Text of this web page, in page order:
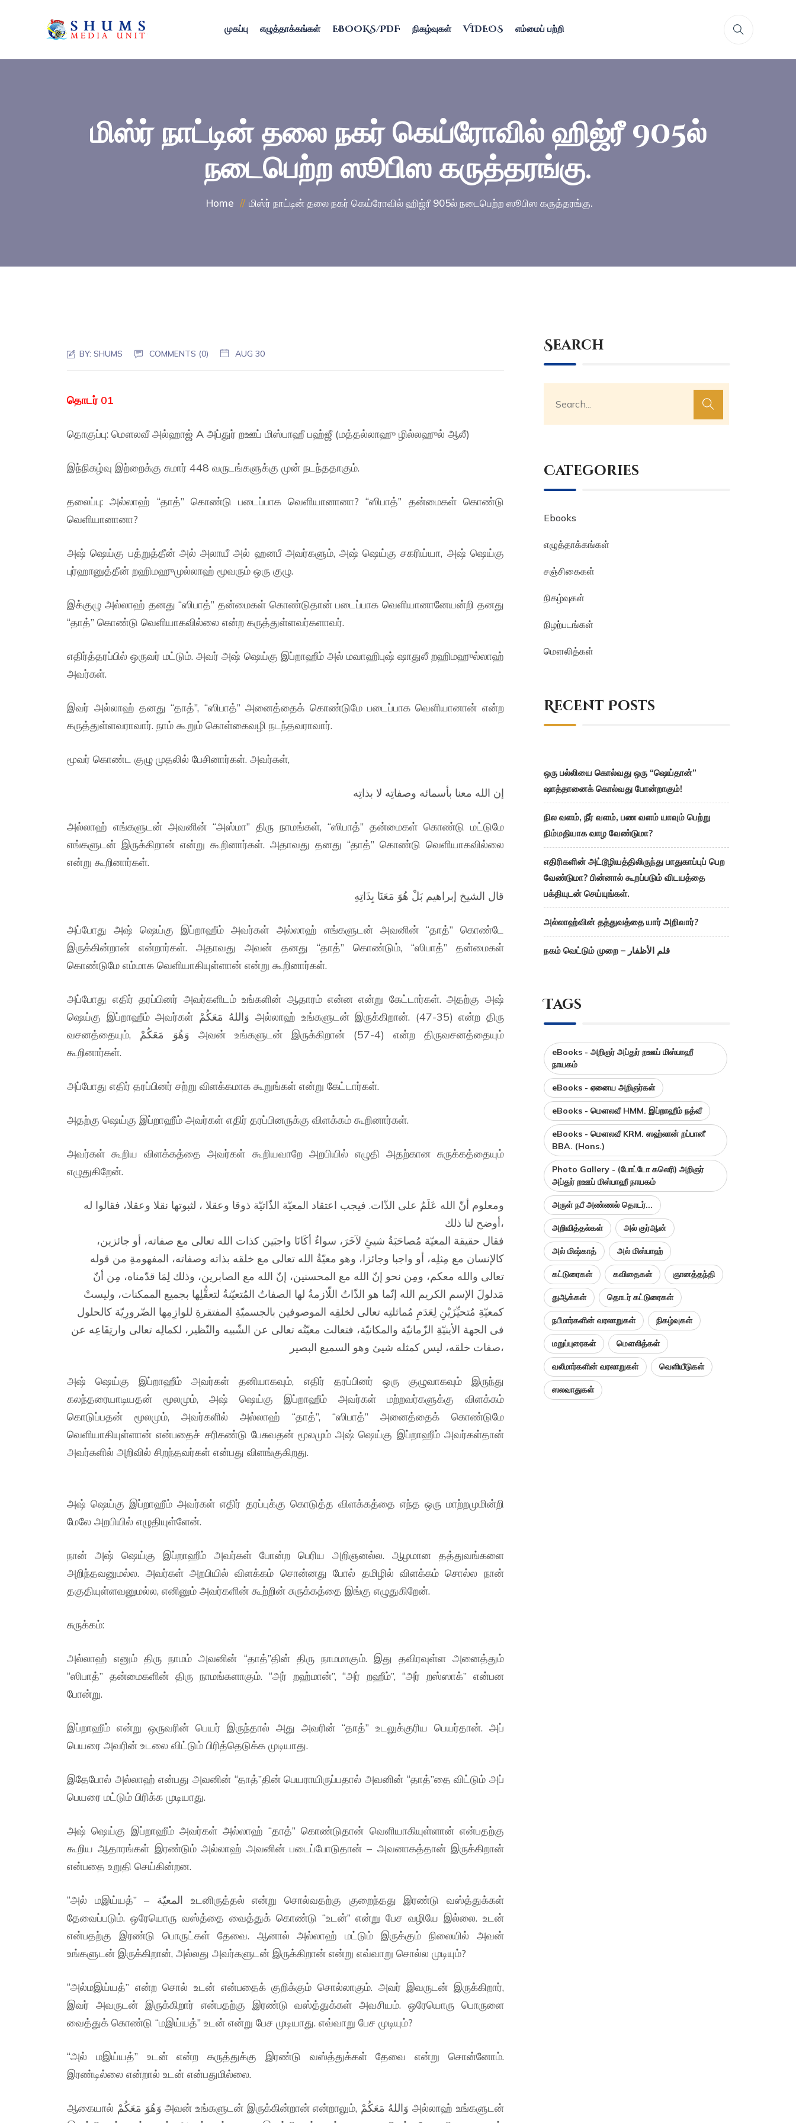
முகப்பு எழுத்தாக்கங்கள் EBOOKS/PDF நிகழ்வுகள் VIDEOS எம்மைப் பற்றி
மிஸ்ர் நாட்டின் தலை நகர் கெய்ரோவில் ஹிஜ்ரீ 905ல்
நடைபெற்ற ஸூபிஸ கருத்தரங்கு.
Home மிஸ்ர் நாட்டின் தலை நகர் கெய்ரோவில் ஹிஜ்ரீ 905ல் நடைபெற்ற ஸூபிஸ கருத்தரங்கு.
BY:SHUMS COMMENTS (0) AUG 30
தொடர் 01
தொகுப்பு: மௌலவீ அல்ஹாஜ் A அப்துர் றஊப் மிஸ்பாஹீ பஹ்ஜீ (மத்தல்லாஹு ழில்லஹுல் ஆலீ)
இந்நிகழ்வு இற்றைக்கு சுமார் 448 வருடங்களுக்கு முன் நடந்ததாகும்.
தலைப்பு: அல்லாஹ் “தாத்” கொண்டு படைப்பாக வெளியானானா? “ஸிபாத்” தன்மைகள் கொண்டு
வெளியானானா?
அஷ் ஷெய்கு பத்றுத்தீன் அல் அலாயீ அல் ஹனபீ அவர்களும், அஷ் ஷெய்கு சகரிய்யா, அஷ் ஷெய்கு
புர்ஹானுத்தீன் றஹிமஹுமுல்லாஹ் மூவரும் ஒரு குழு.
இக்குழு அல்லாஹ் தனது “ஸிபாத்” தன்மைகள் கொண்டுதான் படைப்பாக வெளியானானேயன்றி தனது
“தாத்” கொண்டு வெளியாகவில்லை என்ற கருத்துள்ளவர்களாவர்.
எதிர்த்தரப்பில் ஒருவர் மட்டும். அவர் அஷ் ஷெய்கு இப்றாஹீம் அல் மவாஹிபுஷ் ஷாதுலீ றஹிமஹுல்லாஹ்
அவர்கள்.
இவர் அல்லாஹ் தனது “தாத்”, “ஸிபாத்” அனைத்தைக் கொண்டுமே படைப்பாக வெளியானான் என்ற
கருத்துள்ளவராவார். நாம் கூறும் கொள்கைவழி நடந்தவராவார்.
மூவர் கொண்ட குழு முதலில் பேசினார்கள். அவர்கள்,
إن الله معنا بأسمائه وصفاتِه لا بذاتِه
அல்லாஹ் எங்களுடன் அவனின் “அஸ்மா” திரு நாமங்கள், “ஸிபாத்” தன்மைகள் கொண்டு மட்டுமே
எங்களுடன் இருக்கிறான் என்று கூறினார்கள். அதாவது தனது “தாத்” கொண்டு வெளியாகவில்லை
என்று கூறினார்கள்.
قال الشيخ إبراهيم بَلْ هُوَ مَعَنَا بِذَاتِهِ
அப்போது அஷ் ஷெய்கு இப்றாஹீம் அவர்கள் அல்லாஹ் எங்களுடன் அவனின் “தாத்” கொண்டே
இருக்கின்றான் என்றார்கள். அதாவது அவன் தனது “தாத்” கொண்டும், “ஸிபாத்” தன்மைகள்
கொண்டுமே எம்மாக வெளியாகியுள்ளான் என்று கூறினார்கள்.
அப்போது எதிர் தரப்பினர் அவர்களிடம் உங்களின் ஆதாரம் என்ன என்று கேட்டார்கள். அதற்கு அஷ்
ஷெய்கு இப்றாஹீம் அவர்கள் وَاللهُ مَعَكُمْ அல்லாஹ் உங்களுடன் இருக்கிறான். (47-35) என்ற திரு
வசனத்தையும், وَهُوَ مَعَكُمْ அவன் உங்களுடன் இருக்கிறான் (57-4) என்ற திருவசனத்தையும்
கூறினார்கள்.
அப்போது எதிர் தரப்பினர் சற்று விளக்கமாக கூறுங்கள் என்று கேட்டார்கள்.
அதற்கு ஷெய்கு இப்றாஹீம் அவர்கள் எதிர் தரப்பினருக்கு விளக்கம் கூறினார்கள்.
அவர்கள் கூறிய விளக்கத்தை அவர்கள் கூறியவாறே அறபியில் எழுதி அதற்கான சுருக்கத்தையும்
எழுதுகிறேன்.
ومعلوم أنّ الله عَلَمٌ على الذّات. فيجب اعتقاد المعيّة الذّاتيّة ذوقا وعقلا ، لثبوتها نقلا وعقلا، فقالوا له
أوضح لنا ذلك،
فقال حقيقة المعيّة مُصاحَبَةُ شيئٍ لآخَرَ، سواءٌ أكَانَا واجبَين كذات الله تعالى مع صفاته، أو جائزين،
كالإنسان مع مِثلِه، أو واجبا وجائزا، وهو معيّةُ الله تعالى مع خلقه بذاته وصفاته، المفهومةِ من قوله
تعالى والله معكم، ومِن نحو إنّ الله مع المحسنين، إنّ الله مع الصابرين، وذلك لِمَا قدّمناه، مِن أنّ
مَدلولَ الإسم الكريم الله إنّما هو الذّاتُ اللّازمةُ لها الصفاتُ المُتعيّنةُ لتعقُّلِها بجميع الممكنات، وليستْ
كمعيّةِ مُتحيِّزَيْنِ لِعَدَمِ مُماثلتِه تعالى لخلقِه الموصوفين بالجسميّةِ المفتقرةِ للوازِمِها الضّرورِيّة كالحلول
فى الجهة الأينيّةِ الزّمانيّة والمكانيّة، فتعالت معيّتُه تعالى عن الشّبيه والنّظير، لكمالِه تعالى وارتِفَاعِه عن
صفات خلقه، ليس كمثله شيئ وهو السميع البصير،
அஷ் ஷெய்கு இப்றாஹீம் அவர்கள் தனியாகவும், எதிர் தரப்பினர் ஒரு குழுவாகவும் இருந்து
கலந்தரையாடியதன் மூலமும், அஷ் ஷெய்கு இப்றாஹீம் அவர்கள் மற்றவர்களுக்கு விளக்கம்
கொடுப்பதன் மூலமும், அவர்களில் அல்லாஹ் “தாத்”, “ஸிபாத்” அனைத்தைக் கொண்டுமே
வெளியாகியுள்ளான் என்பதைச் சரிகண்டு பேசுவதன் மூலமும் அஷ் ஷெய்கு இப்றாஹீம் அவர்கள்தான்
அவர்களில் அறிவில் சிறந்தவர்கள் என்பது விளங்குகிறது.
அஷ் ஷெய்கு இப்றாஹீம் அவர்கள் எதிர் தரப்புக்கு கொடுத்த விளக்கத்தை எந்த ஒரு மாற்றமுமின்றி
மேலே அறபியில் எழுதியுள்ளேன்.
நான் அஷ் ஷெய்கு இப்றாஹீம் அவர்கள் போன்ற பெரிய அறிஞனல்ல. ஆழமான தத்துவங்களை
அறிந்தவனுமல்ல. அவர்கள் அறபியில் விளக்கம் சொன்னது போல் தமிழில் விளக்கம் சொல்ல நான்
தகுதியுள்ளவனுமல்ல, எனினும் அவர்களின் கூற்றின் சுருக்கத்தை இங்கு எழுதுகிறேன்.
சுருக்கம்:
அல்லாஹ் எனும் திரு நாமம் அவனின் “தாத்”தின் திரு நாமமாகும். இது தவிரவுள்ள அனைத்தும்
“ஸிபாத்” தன்மைகளின் திரு நாமங்களாகும். “அர் றஹ்மான்”, “அர் றஹீம்”, “அர் றஸ்ஸாக்” என்பன
போன்று.
இப்றாஹீம் என்று ஒருவரின் பெயர் இருந்தால் அது அவரின் “தாத்” உடலுக்குரிய பெயர்தான். அப்
பெயரை அவரின் உடலை விட்டும் பிரித்தெடுக்க முடியாது.
இதேபோல் அல்லாஹ் என்பது அவனின் “தாத்”தின் பெயராயிருப்பதால் அவனின் “தாத்”தை விட்டும் அப்
பெயரை மட்டும் பிரிக்க முடியாது.
அஷ் ஷெய்கு இப்றாஹீம் அவர்கள் அல்லாஹ் “தாத்” கொண்டுதான் வெளியாகியுள்ளான் என்பதற்கு
கூறிய ஆதாரங்கள் இரண்டும் அல்லாஹ் அவனின் படைப்போடுதான் – அவனாகத்தான் இருக்கிறான்
என்பதை உறுதி செய்கின்றன.
“அல் மஇய்யத்” – المعيّة உடனிருத்தல் என்று சொல்வதற்கு குறைந்தது இரண்டு வஸ்த்துக்கள்
தேவைப்படும். ஒரேயொரு வஸ்த்தை வைத்துக் கொண்டு “உடன்” என்று பேச வழியே இல்லை. உடன்
என்பதற்கு இரண்டு பொருட்கள் தேவை. ஆனால் அல்லாஹ் மட்டும் இருக்கும் நிலையில் அவன்
உங்களுடன் இருக்கிறான், அல்லது அவர்களுடன் இருக்கிறான் என்று எவ்வாறு சொல்ல முடியும்?
“அல்மஇய்யத்” என்ற சொல் உடன் என்பதைக் குறிக்கும் சொல்லாகும். அவர் இவருடன் இருக்கிறார்,
இவர் அவருடன் இருக்கிறார் என்பதற்கு இரண்டு வஸ்த்துக்கள் அவசியம். ஒரேயொரு பொருளை
வைத்துக் கொண்டு “மஇய்யத்” உடன் என்று பேச முடியாது. எவ்வாறு பேச முடியும்?
“அல் மஇய்யத்” உடன் என்ற கருத்துக்கு இரண்டு வஸ்த்துக்கள் தேவை என்று சொன்னோம்.
இரண்டில்லை என்றால் உடன் என்பதுமில்லை.
ஆகையால் وَهُوَ مَعَكُمْ அவன் உங்களுடன் இருக்கின்றான் என்றாலும், وَاللهُ مَعَكُمْ அல்லாஹ் உங்களுடன்
Search
Categories
Ebooks
எழுத்தாக்கங்கள்
சஞ்சிகைகள்
நிகழ்வுகள்
நிழற்படங்கள்
மௌலித்கள்
Recent Posts
ஒரு பல்லியை கொல்வது ஒரு “ஷெய்தான்”
ஷாத்தானைக் கொல்வது போன்றாகும்!
நில வளம், நீர் வளம், பண வளம் யாவும் பெற்று
நிம்மதியாக வாழ வேண்டுமா?
எதிரிகளின் அட்டூழியத்திலிருந்து பாதுகாப்புப் பெற
வேண்டுமா? பின்னால் கூறப்படும் விடயத்தை
பக்தியுடன் செய்யுங்கள்.
அல்லாஹ்வின் தத்துவத்தை யார் அறிவார்?
நகம் வெட்டும் முறை – قلم الأظفار
Tags
eBooks - அறிஞர் அப்துர் றஊப் மிஸ்பாஹீ
நாயகம்
eBooks - ஏனைய அறிஞர்கள்
eBooks - மௌலவீ HMM. இப்றாஹீம் நத்வீ
eBooks - மௌலவீ KRM. ஸஹ்லான் றப்பானீ
BBA. (Hons.)
Photo Gallery - (போட்டோ கலெரி) அறிஞர்
அப்துர் றஊப் மிஸ்பாஹீ நாயகம்
அருள் நபீ அண்ணல் தொடர்...
அறிவித்தல்கள் அல் குர்ஆன்
அல் மிஷ்காத் அல் மிஸ்பாஹ்
கட்டுரைகள் கவிதைகள் ஞானத்தந்தி
துஆக்கள் தொடர் கட்டுரைகள்
நபீமார்களின் வரலாறுகள் நிகழ்வுகள்
மறுப்புரைகள் மௌலித்கள்
வலீமார்களின் வரலாறுகள் வெளியீடுகள்
ஸலவாதுகள்